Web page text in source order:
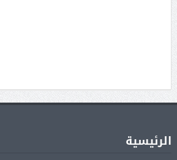
الرئيسية